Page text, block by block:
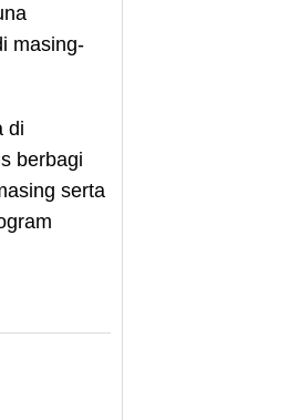
masing-
di
berbagi
serta